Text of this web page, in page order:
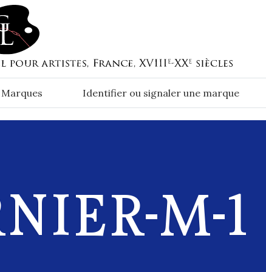
Marques Identifier ou signaler une marque
M-1